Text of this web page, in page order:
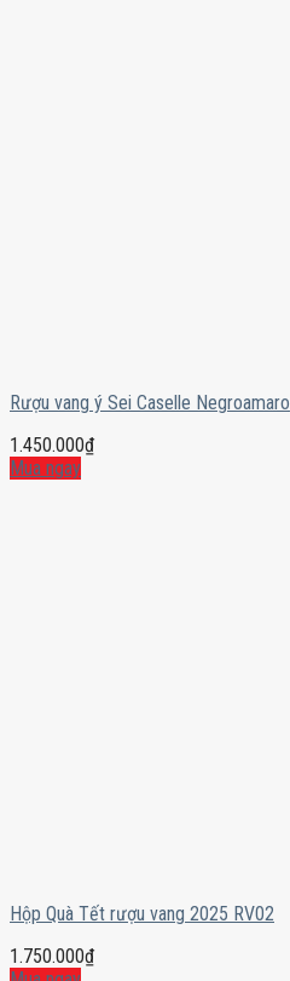
Rượu vang ý Sei Caselle Negroamaro
1.450.000₫
Mua ngay
Hộp Quà Tết rượu vang 2025 RV02
1.750.000₫